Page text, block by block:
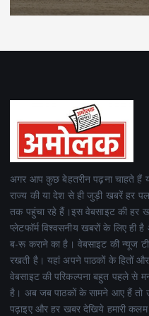
अगर आप कुछ बेहतरीन पढ़ना चाहते हैं
राज्य की या देश से ही जुड़ी खबरें हर
तक पहुंचा रहे हैं।इस वेबसाइट की हर
प्लेटफॉर्म विश्वसनीय खबरों के लिए ही
ब-रू कराने का है। वेबसाइट की न्यूज
रखती है। यहां अपने पाठकों के हितों
वेबसाइट की परिकल्पना बहुत पहले से
है। अब जब पाठकों के सामने आए हैं तो
पढ़ाइए और हर खबर देखिये हमारी